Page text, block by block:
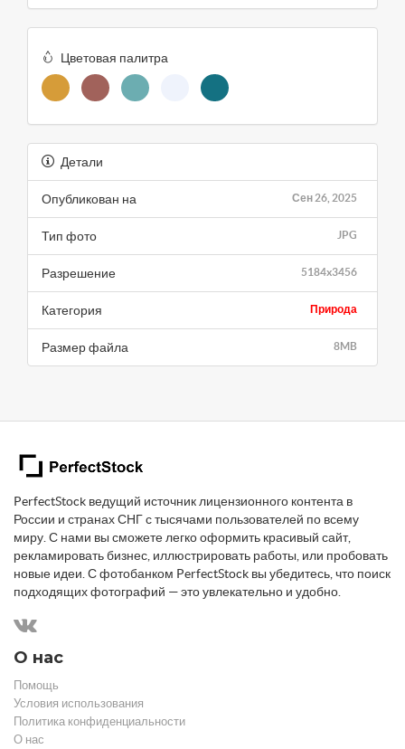
Цветовая палитра
Детали
Сен 26, 2025
Опубликован на
JPG
Тип фото
5184x3456
Разрешение
Природа
Категория
8MB
Размер файла
PerfectStock ведущий источник лицензионного контента в
России и странах СНГ с тысячами пользователей по всему
миру. С нами вы сможете легко оформить красивый сайт,
рекламировать бизнес, иллюстрировать работы, или пробовать
новые идеи. С фотобанком PerfectStock вы убедитесь, что поиск
подходящих фотографий — это увлекательно и удобно.
О нас
Помощь
Условия использования
Политика конфиденциальности
О нас